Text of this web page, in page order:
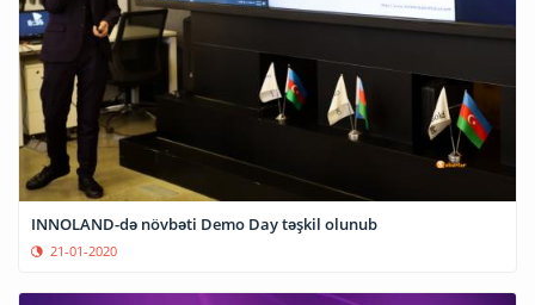
INNOLAND-də növbəti Demo Day təşkil olunub
21-01-2020